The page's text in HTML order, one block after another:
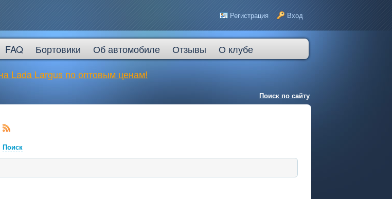
Регистрация Вход
FAQ Бортовики Об автомобиле Отзывы
О клубе
Lada Largus по оптовым ценам!
Поиск по сайту
Поиск